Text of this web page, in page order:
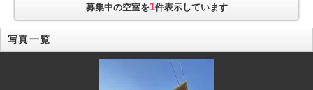
募集中の空室を1件表示しています
写真一覧